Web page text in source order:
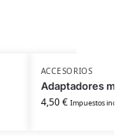
ACCESORIOS
Adaptadores
4,50€ Impuestos